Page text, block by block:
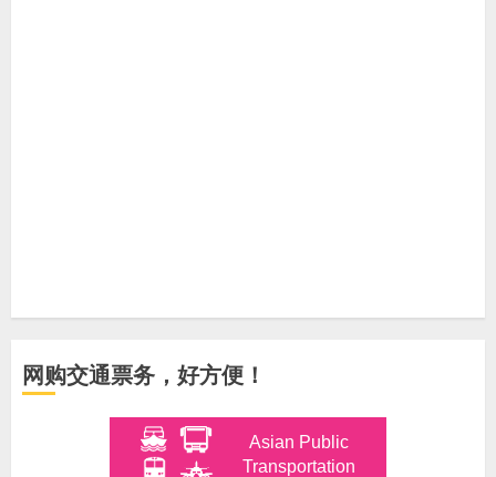
网购交通票务，好方便！
Asian Public
Transportation